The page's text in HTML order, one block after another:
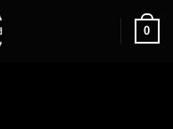
0